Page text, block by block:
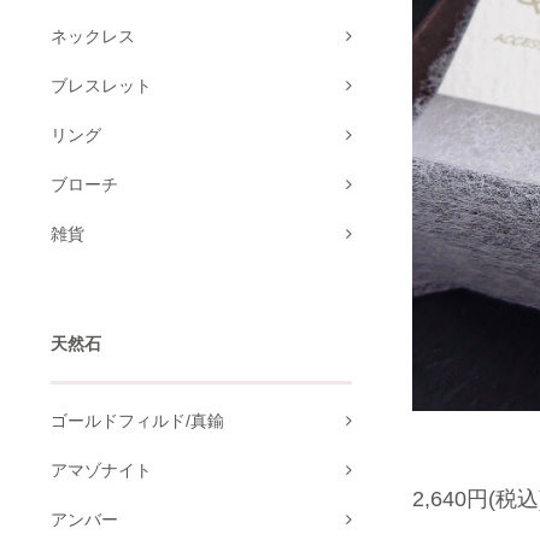
ネックレス
ブレスレット
リング
ブローチ
雑貨
天然石
ゴールドフィルド/真鍮
アマゾナイト
アンバー
2,640円(税